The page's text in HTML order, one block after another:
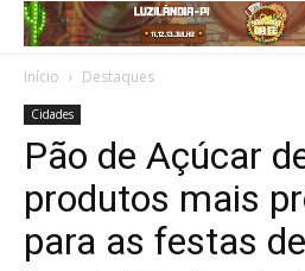
Início Destaques
Cidades
Pão de Açúcar
produtos mais
para as festas